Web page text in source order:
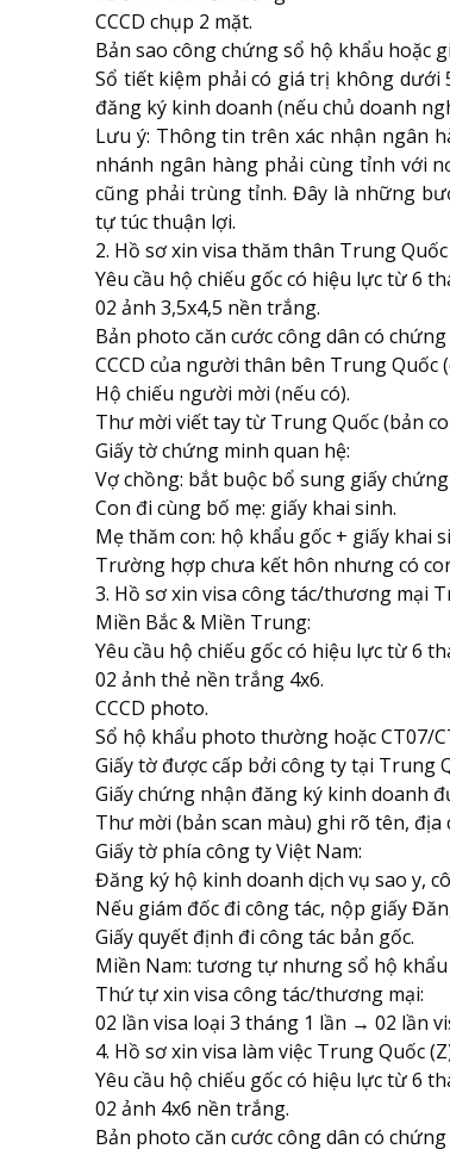
CCCD chụp 2 mặt.
Bản sao công chứng sổ hộ khẩu hoặc
Sổ tiết kiệm phải có giá trị không dưới
đăng ký kinh doanh (nếu chủ doanh
Lưu ý: Thông tin trên xác nhận ngân
nhánh ngân hàng phải cùng tỉnh với
cũng phải trùng tỉnh. Đây là những
tự túc thuận lợi.
2. Hồ sơ xin visa thăm thân Trung Quốc
Yêu cầu hộ chiếu gốc có hiệu lực từ 6
02 ảnh 3,5x4,5 nền trắng.
Bản photo căn cước công dân có
CCCD của người thân bên Trung Quốc
Hộ chiếu người mời (nếu có).
Thư mời viết tay từ Trung Quốc (bản
Giấy tờ chứng minh quan hệ:
Vợ chồng: bắt buộc bổ sung giấy
Con đi cùng bố mẹ: giấy khai sinh.
Mẹ thăm con: hộ khẩu gốc + giấy khai
Trường hợp chưa kết hôn nhưng có
3. Hồ sơ xin visa công tác/thương mại
Miền Bắc & Miền Trung:
Yêu cầu hộ chiếu gốc có hiệu lực từ 6
02 ảnh thẻ nền trắng 4x6.
CCCD photo.
Sổ hộ khẩu photo thường hoặc CT07/
Giấy tờ được cấp bởi công ty tại Trung
Giấy chứng nhận đăng ký kinh doanh
Thư mời (bản scan màu) ghi rõ tên,
Giấy tờ phía công ty Việt Nam:
Đăng ký hộ kinh doanh dịch vụ sao y,
Nếu giám đốc đi công tác, nộp giấy
Giấy quyết định đi công tác bản gốc.
Miền Nam: tương tự nhưng sổ hộ khẩu
Thứ tự xin visa công tác/thương mại:
02 lần visa loại 3 tháng 1 lần → 02 lần
4. Hồ sơ xin visa làm việc Trung Quốc
Yêu cầu hộ chiếu gốc có hiệu lực từ 6
02 ảnh 4x6 nền trắng.
Bản photo căn cước công dân có